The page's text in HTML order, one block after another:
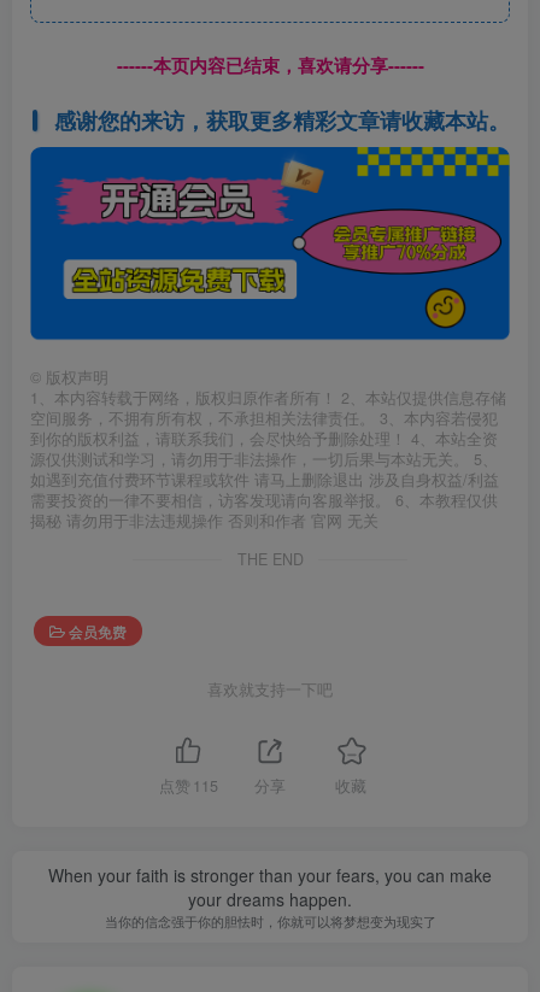
------本页内容已结束，喜欢请分享------
感谢您的来访，获取更多精彩文章请收藏本站。
© 版权声明
1、本内容转载于网络，版权归原作者所有！ 2、本站仅提供信息存储
空间服务，不拥有所有权，不承担相关法律责任。 3、本内容若侵犯
到你的版权利益，请联系我们，会尽快给予删除处理！ 4、本站全资
源仅供测试和学习，请勿用于非法操作，一切后果与本站无关。 5、
如遇到充值付费环节课程或软件 请马上删除退出 涉及自身权益/利益
需要投资的一律不要相信，访客发现请向客服举报。 6、本教程仅供
揭秘 请勿用于非法违规操作 否则和作者 官网 无关
THE END
会员免费
喜欢就支持一下吧
点赞 115 分享 收藏
When your faith is stronger than your fears, you can make
your dreams happen.
当你的信念强于你的胆怯时，你就可以将梦想变为现实了